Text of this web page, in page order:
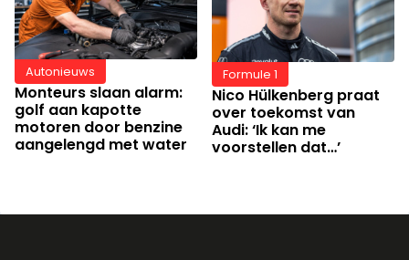
Autonieuws
Monteurs slaan alarm:
golf aan kapotte
motoren door benzine
aangelengd met water
Formule 1
Nico Hülkenberg praat
over toekomst van
Audi: ‘Ik kan me
voorstellen dat…’